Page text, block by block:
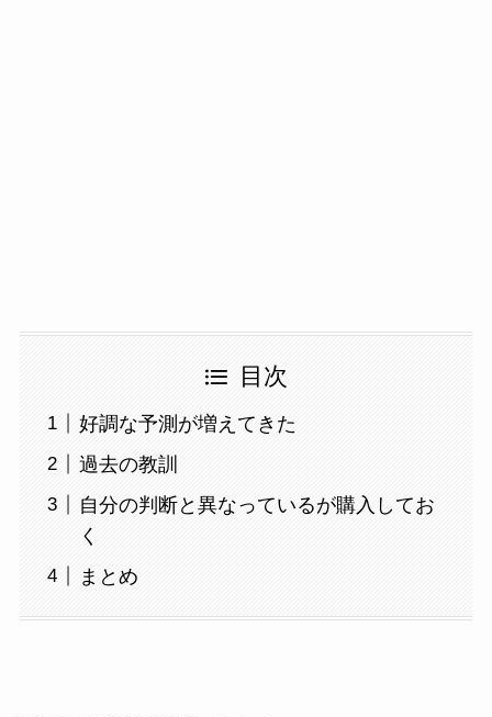
目次
好調な予測が増えてきた
過去の教訓
自分の判断と異なっているが購入してお
く
まとめ